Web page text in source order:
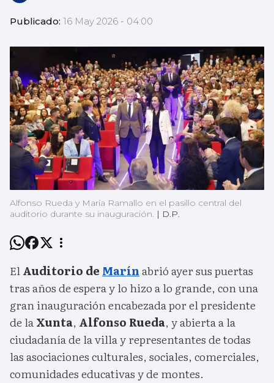
Publicado: 16 May 2026 - 04:00
Alfonso Rueda y María Ramallo en el pasillo central del
auditorio durante su inauguración. | D.P.
ElAuditorio de Marínabrió ayer sus puertas
tras años de espera y lo hizo a lo grande, con una
gran inauguración encabezada por el presidente
de laXunta, Alfonso Rueda, y abierta a la
ciudadanía de la villa y representantes de todas
las asociaciones culturales, sociales, comerciales,
comunidades educativas y de montes.